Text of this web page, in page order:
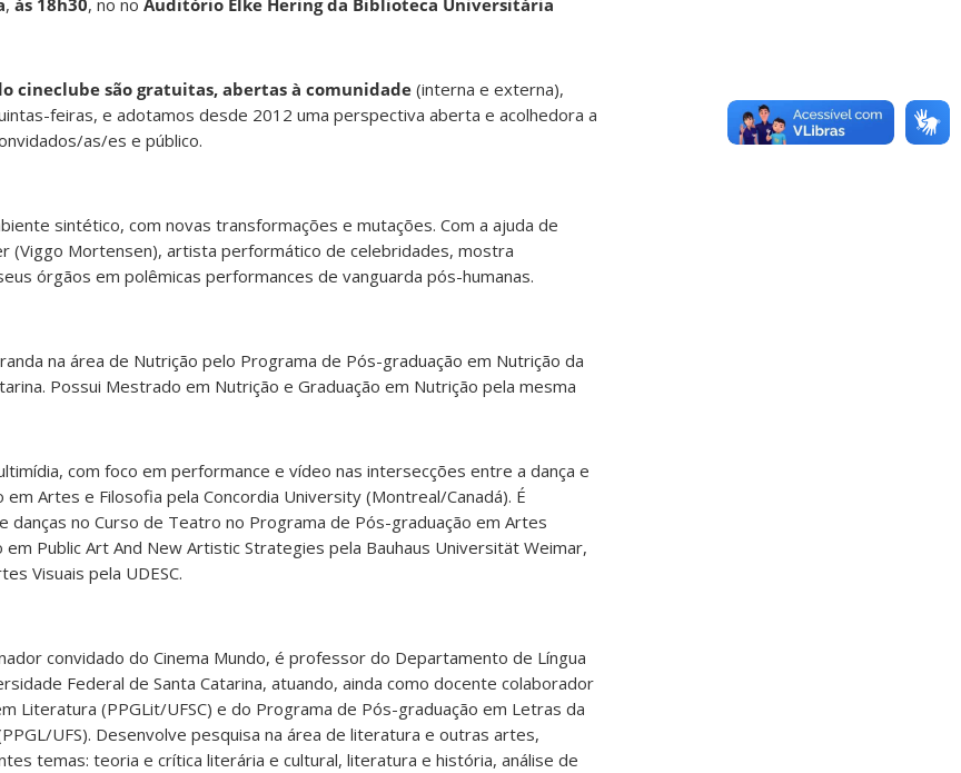
, às 18h30, no no Auditório Elke Hering da Biblioteca Universitária
cineclube são gratuitas, abertas à comunidade (interna e externa),
feiras, e adotamos desde 2012 uma perspectiva aberta e acolhedora a
as/es e público.
sintético, com novas transformações e mutações. Com a ajuda de
(Viggo Mortensen), artista performático de celebridades, mostra
órgãos em polêmicas performances de vanguarda pós-humanas.
na área de Nutrição pelo Programa de Pós-graduação em Nutrição da
Possui Mestrado em Nutrição e Graduação em Nutrição pela mesma
com foco em performance e vídeo nas intersecções entre a dança e
Artes e Filosofia pela Concordia University (Montreal/Canadá). É
danças no Curso de Teatro no Programa de Pós-graduação em Artes
em Public Art And New Artistic Strategies pela Bauhaus Universität Weimar,
Visuais pela UDESC.
convidado do Cinema Mundo, é professor do Departamento de Língua
Federal de Santa Catarina, atuando, ainda como docente colaborador
Literatura (PPGLit/UFSC) e do Programa de Pós-graduação em Letras da
UFS). Desenvolve pesquisa na área de literatura e outras artes,
temas: teoria e crítica literária e cultural, literatura e história, análise de